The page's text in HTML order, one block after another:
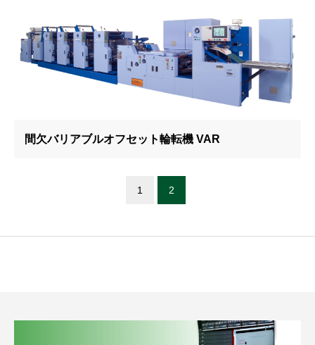
間欠バリアブルオフセット輪転機 VAR
1 2